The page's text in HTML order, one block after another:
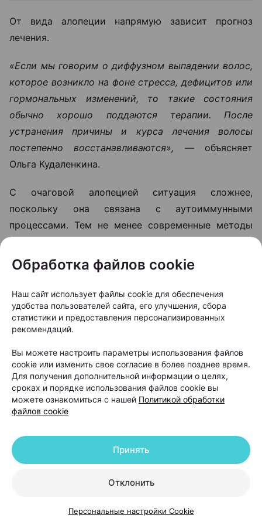
От вида алопеции напрямую зависит прогноз
лечения.
«Если мы говорим о диффузном выпадении волос,
которое возникло на фоне стресса, дефицитов или
гормональных изменений, то такие состояния
обычно хорошо поддаются терапии. После
устранения причины и курса лечения волосы
постепенно восстанавливаются», —объясняет
Ольга Кудаленкина.
С очаговой алопецией ситуация сложнее,
поскольку она связана с аутоиммунными
процессами. Тем не менее современные методы
лечения позволяют улучшить состояние волос и в
ряде случаев способствуют восстановлению их
роста.
состоянии волосяные фолликулы постепенно
Обработка файлов cookie
Наш сайт использует файлы cookie для обеспечения
удобства пользователей сайта, его улучшения, сбора
статистики и предоставления персонализированных
рекомендаций.
Вы можете настроить параметры использования файлов
cookie или изменить свое согласие в более позднее время.
Для получения дополнительной информации о целях,
сроках и порядке использования файлов cookie вы
можете ознакомиться с нашей Политикой обработки
файлов cookie
Отклонить
Принять
Персональные настройки Cookie